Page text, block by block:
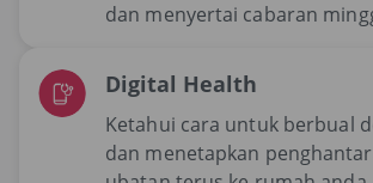
dan menyertai cabaran
Digital Health
Ketahui cara untuk berbual
dan menetapkan